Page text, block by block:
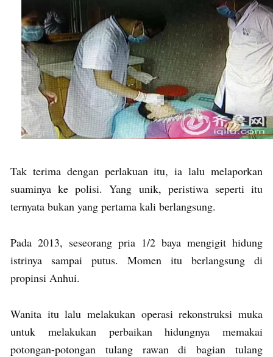
Tak terima dengan perlakuan itu, ia lalu melaporkan
suaminya ke polisi. Yang unik, peristiwa seperti itu
ternyata bukan yang pertama kali berlangsung.
Pada 2013, seseorang pria 1/2 baya mengigit hidung
istrinya sampai putus. Momen itu berlangsung di
propinsi Anhui.
Wanita itu lalu melakukan operasi rekonstruksi muka
untuk melakukan perbaikan hidungnya memakai
potongan-potongan tulang rawan di bagian tulang